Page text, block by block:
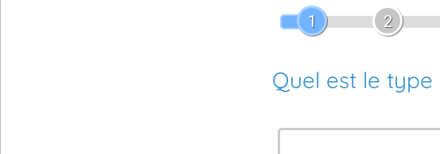
1 2
Quel est le